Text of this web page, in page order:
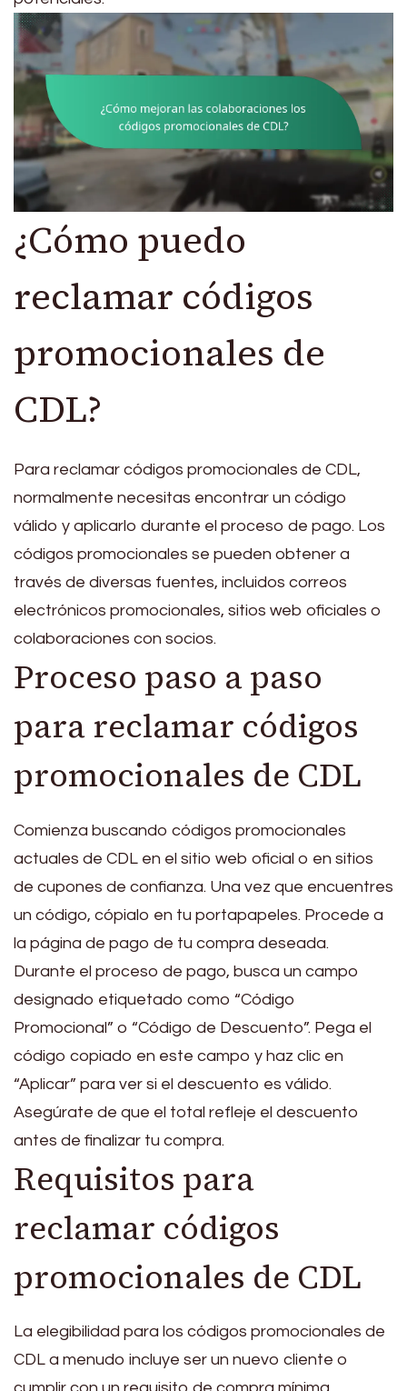
¿Cómo puedo
reclamar códigos
promocionales de
CDL?
Para reclamar códigos promocionales de CDL,
normalmente necesitas encontrar un código
válido y aplicarlo durante el proceso de pago. Los
códigos promocionales se pueden obtener a
través de diversas fuentes, incluidos correos
electrónicos promocionales, sitios web oficiales o
colaboraciones con socios.
Proceso paso a paso
para reclamar códigos
promocionales de CDL
Comienza buscando códigos promocionales
actuales de CDL en el sitio web oficial o en sitios
de cupones de confianza. Una vez que encuentres
un código, cópialo en tu portapapeles. Procede a
la página de pago de tu compra deseada.
Durante el proceso de pago, busca un campo
designado etiquetado como “Código
Promocional” o “Código de Descuento”. Pega el
código copiado en este campo y haz clic en
“Aplicar” para ver si el descuento es válido.
Asegúrate de que el total refleje el descuento
antes de finalizar tu compra.
Requisitos para
reclamar códigos
promocionales de CDL
La elegibilidad para los códigos promocionales de
CDL a menudo incluye ser un nuevo cliente o